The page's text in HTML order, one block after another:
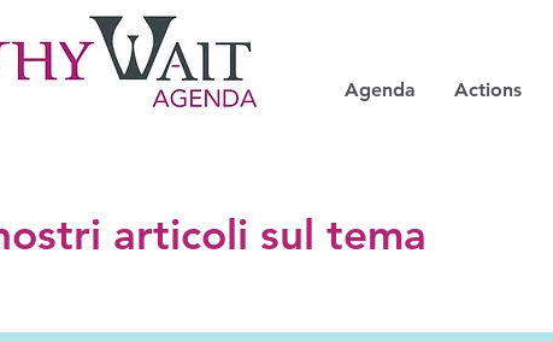
Agenda Actions
articoli sul tema